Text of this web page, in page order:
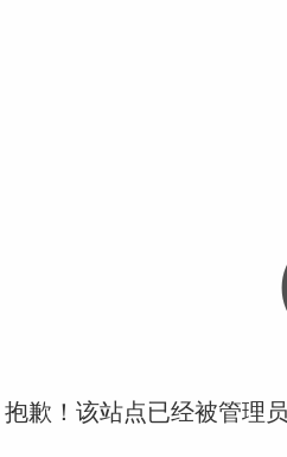
抱歉！该站点已经被管理